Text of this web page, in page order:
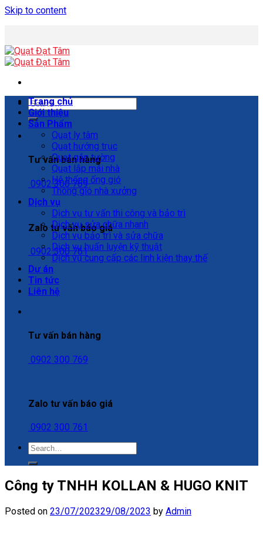
Skip to content
Tư vấn bán hàng
0902 300 769
Zalo tư vấn báo giá
0902 300 761
Trang chủ
Giới thiệu
Sản Phẩm
Quạt ly tâm
Quạt hướng trục
Quạt gắn tường
Quạt lắp mái nhà
Hệ thống ống gió
Thông gió nhà xưởng
Dịch vụ
Dịch vụ tư vấn thi công và bảo trì
Dịch vụ sửa chữa nhanh
Dịch vụ bảo trì và sửa chữa
Dịch vụ huấn luyện kỹ thuật
Dịch vụ cung cấp các linh kiện thay thế
Dự án
Tin tức
Liên hệ
Tư vấn bán hàng
0902 300 769
Zalo tư vấn báo giá
0902 300 761
Công ty TNHH KOLLAN & HUGO KNIT
Posted on 23/07/202329/08/2023 by Admin